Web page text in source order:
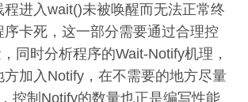
程进入wait()未被唤醒而无法正常终
序卡死，这一部分需要通过合理控
同时分析程序的Wait-Notify机理，
方加入Notify，在不需要的地方尽量
控制Notify的数量也正是编写性能